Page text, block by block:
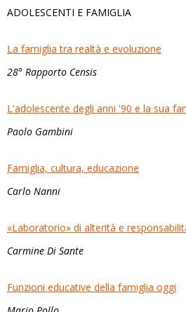
ADOLESCENTI E FAMIGLIA
La famiglia tra realtà e evoluzione
28° Rapporto Censis
L'adolescente degli anni '90 e la sua
Paolo Gambini
Famiglia, cultura, educazione
Carlo Nanni
«Laboratorio» di alterità e
Carmine Di Sante
Funzioni educative della famiglia oggi